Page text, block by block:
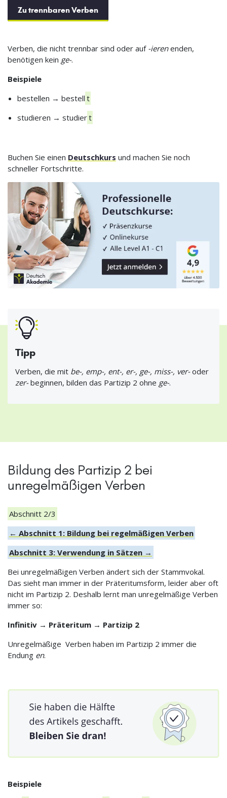
Zu trennbaren Verben
Verben, die nicht trennbar sind oder auf -ierenenden,
benötigen kein ge-.
Beispiele
bestellen → bestell t
studieren → studiert
Buchen Sie einen Deutschkurs und machen Sie noch
schneller Fortschritte.
Tipp
Verben, die mit be-, emp-, ent-, er-, ge-, miss-, ver-oder
zer-beginnen, bilden das Partizip 2 ohne ge-.
Bildung des Partizip 2 bei
unregelmäßigen Verben
Abschnitt 2/3
← Abschnitt 1: Bildung bei regelmäßigen Verben
Abschnitt 3: Verwendung in Sätzen →
Bei unregelmäßigen Verben ändert sich der Stammvokal.
Das sieht man immer in der Präteritumsform, leider aber oft
nicht im Partizip 2. Deshalb lernt man unregelmäßige Verben
immer so:
Infinitiv → Präteritum → Partizip 2
Unregelmäßige Verben haben im Partizip 2 immer die
Endung en.
Beispiele